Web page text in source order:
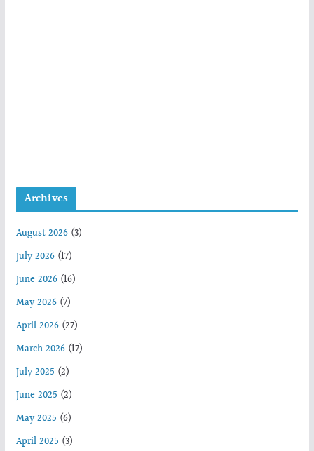
Archives
August 2026(3)
July 2026(17)
June 2026(16)
May 2026(7)
April 2026(27)
March 2026(17)
July 2025 (2)
June 2025 (2)
May 2025 (6)
April 2025 (3)